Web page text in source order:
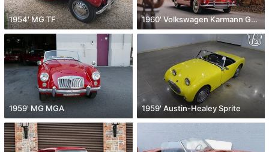
1954' MG TF 1960' Volkswagen Karmann Ghia
1959' MG MGA 1959' Austin-Healey Sprite